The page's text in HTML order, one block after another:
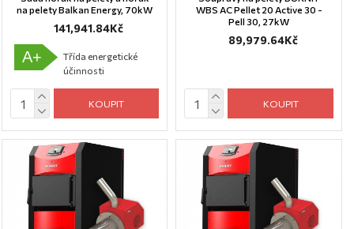
na pelety Balkan Energy, 70kW
141,941.84Kč
A+
Třída energetické
účinnosti
KOUPIT
WBS AC Pellet 20 Active 30 -
Pell 30, 27kW
89,979.64Kč
KOUPIT